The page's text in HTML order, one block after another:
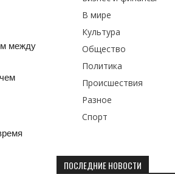
между
В мире
Культура
Общество
Политика
Происшествия
Разное
Спорт
ПОСЛЕДНИЕ НОВОСТИ